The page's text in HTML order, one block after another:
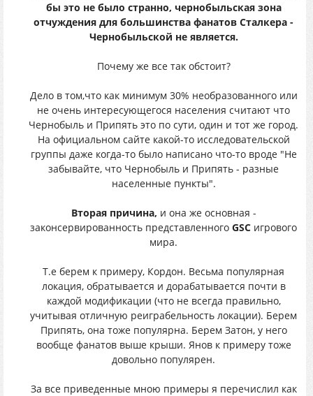
бы это не было странно, чернобыльская зона
отчуждения для большинства фанатов Сталкера -
Чернобыльской не является.
Почему же все так обстоит?
Дело в том,что как минимум 30% необразованного или
не очень интересующегося населения считают что
Чернобыль и Припять это по сути, один и тот же город.
На официальном сайте какой-то исследовательской
группы даже когда-то было написано что-то вроде "Не
забывайте, что Чернобыль и Припять - разные
населенные пункты".
Вторая причина, и она же основная -
законсервированность представленного GSC игрового
мира.
Т.е берем к примеру, Кордон. Весьма популярная
локация, обратывается и дорабатывается почти в
каждой модификации (что не всегда правильно,
учитывая отличную реиграбельность локации). Берем
Припять, она тоже популярна. Берем Затон, у него
вообще фанатов выше крыши. Янов к примеру тоже
довольно популярен.
За все приведенные мною примеры я перечислил как